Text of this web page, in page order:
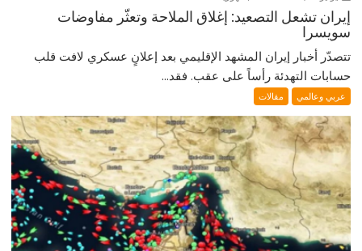
إيران تشعل التصعيد: إغلاق الملاحة وتعثّر مفاوضات
سويسرا
تتصدّر أخبار إيران المشهد الإقليمي بعد إعلانٍ عسكري لافت قلب
حسابات التهدئة رأساً على عقب. فقد...
عربي وعالمي مقالات